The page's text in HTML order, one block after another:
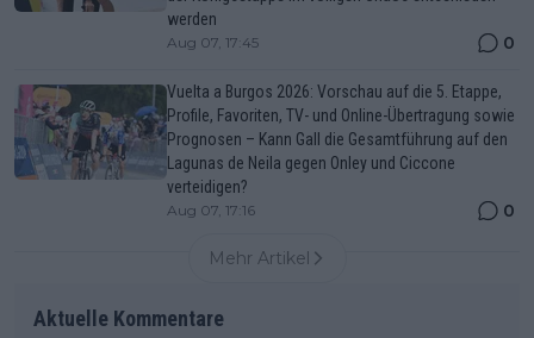
werden
Aug 07, 17:45 0
Vuelta a Burgos 2026: Vorschau auf die 5. Etappe,
Profile, Favoriten, TV- und Online-Übertragung sowie
Prognosen – Kann Gall die Gesamtführung auf den
Lagunas de Neila gegen Onley und Ciccone
verteidigen?
Aug 07, 17:16 0
Mehr Artikel
Aktuelle Kommentare